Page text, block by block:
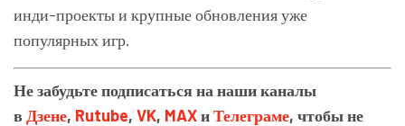
инди-проекты и крупные обновления уже
популярных игр.
Не забудьте подписаться на наши каналы
в Дзене, Rutube, VK, MAXиТелеграме, чтобы не